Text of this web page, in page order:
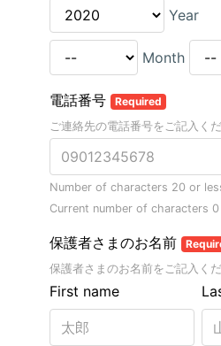
Year
Month
電話番号 Required
ご連絡先の電話番号をご記入くだ
Number of characters 20 or
Current number of characters 0
保護者さまのお名前
保護者さまのお名前をご記入くだ
First name